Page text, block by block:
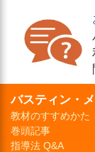
バスティン・
教材のすすめかた
巻頭記事
指導法 Q&A